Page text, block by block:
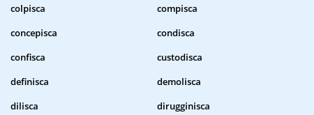
colpisca
compisca
concepisca
condisca
confisca
custodisca
definisca
demolisca
dilisca
dirugginisca